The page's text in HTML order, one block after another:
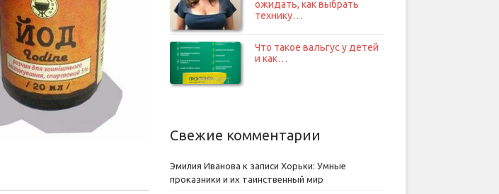
ожидать, как выбрать
технику…
Что такое вальгус у детей
и как…
Свежие комментарии
Эмилия Иванова к записи Хорьки: Умные
проказники и их таинственный мир